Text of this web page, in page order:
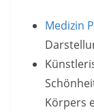
Medizin
Körpers